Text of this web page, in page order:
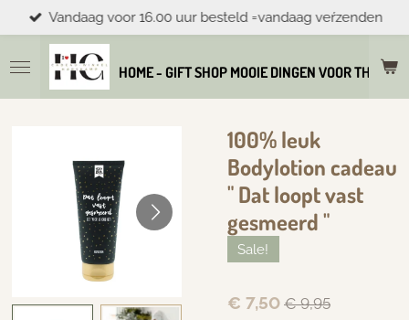
direct
naar
de
hoofdinhoud
HOME - GIFT SHOP MOOIE DINGEN VOOR THUIS
Vandaag voor 16.00 uur besteld =vandaag veŕzenden
100% leuk
Bodylotion cadeau
" Dat loopt vast
gesmeerd "
Sale!
€ 7,50 € 9,95